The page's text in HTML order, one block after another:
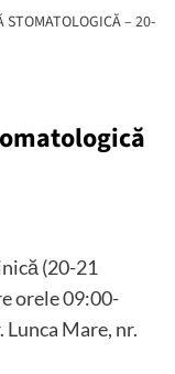
STOMATOLOGICĂ – 20-
(20-21
orele 09:00-
Mare, nr.